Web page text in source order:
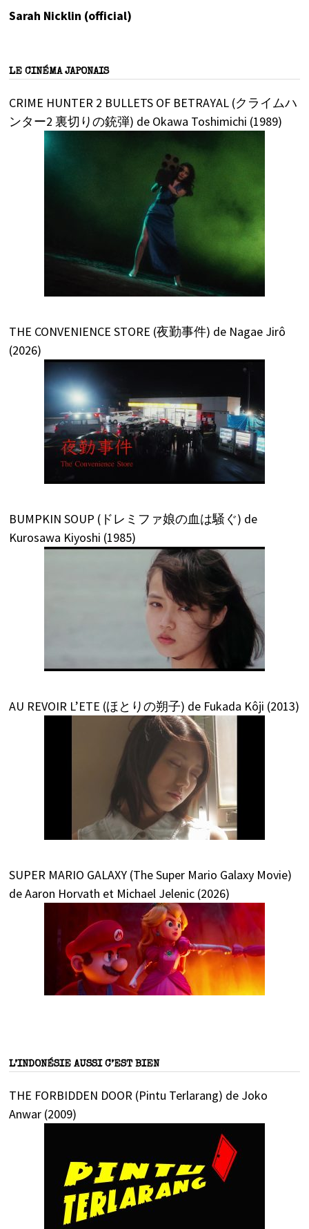
Sarah Nicklin (official)
LE CINÉMA JAPONAIS
CRIME HUNTER 2 BULLETS OF BETRAYAL (クライムハ
ンター2 裏切りの銃弾) de Okawa Toshimichi (1989)
THE CONVENIENCE STORE (夜勤事件) de Nagae Jirô
(2026)
BUMPKIN SOUP (ドレミファ娘の血は騒ぐ) de
Kurosawa Kiyoshi (1985)
AU REVOIR L’ETE (ほとりの朔子) de Fukada Kôji (2013)
SUPER MARIO GALAXY (The Super Mario Galaxy Movie)
de Aaron Horvath et Michael Jelenic (2026)
L’INDONÉSIE AUSSI C’EST BIEN
THE FORBIDDEN DOOR (Pintu Terlarang) de Joko
Anwar (2009)